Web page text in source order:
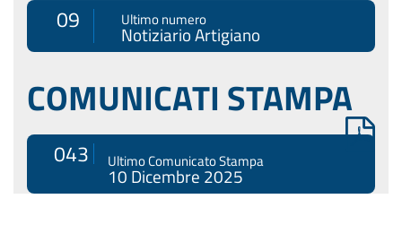
09 Ultimo numero
Notiziario Artigiano
COMUNICATI STAMPA
043 Ultimo Comunicato Stampa
10 Dicembre 2025